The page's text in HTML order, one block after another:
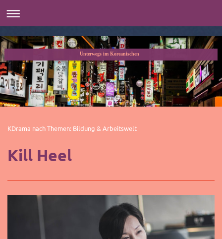
Unterwegs im Koreanischen
KDrama nach Themen: Bildung & Arbeitswelt
Kill Heel